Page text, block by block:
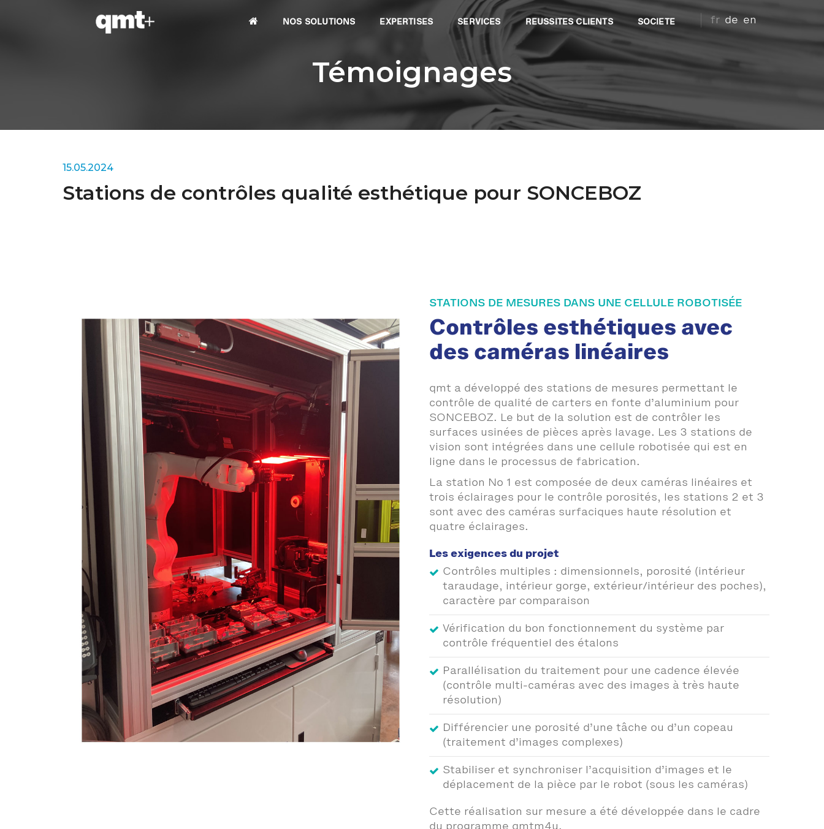
NOS SOLUTIONS EXPERTISES SERVICES REUSSITES CLIENTS SOCIETE fr de en
Témoignages
15.05.2024
Stations de contrôles qualité esthétique pour SONCEBOZ
STATIONS DE MESURES DANS UNE CELLULE ROBOTISÉE
Contrôles esthétiques avec
des caméras linéaires
qmt a développé des stations de mesures permettant le
contrôle de qualité de carters en fonte d’aluminium pour
SONCEBOZ. Le but de la solution est de contrôler les
surfaces usinées de pièces après lavage. Les 3 stations de
vision sont intégrées dans une cellule robotisée qui est en
ligne dans le processus de fabrication.
La station No 1 est composée de deux caméras linéaires et
trois éclairages pour le contrôle porosités, les stations 2 et 3
sont avec des caméras surfaciques haute résolution et
quatre éclairages.
Les exigences du projet
Contrôles multiples : dimensionnels, porosité (intérieur
taraudage, intérieur gorge, extérieur/intérieur des poches),
caractère par comparaison
Vérification du bon fonctionnement du système par
contrôle fréquentiel des étalons
Parallélisation du traitement pour une cadence élevée
(contrôle multi-caméras avec des images à très haute
résolution)
Différencier une porosité d’une tâche ou d’un copeau
(traitement d’images complexes)
Stabiliser et synchroniser l’acquisition d’images et le
déplacement de la pièce par le robot (sous les caméras)
Cette réalisation sur mesure a été développée dans le cadre
du programme qmtm4u.